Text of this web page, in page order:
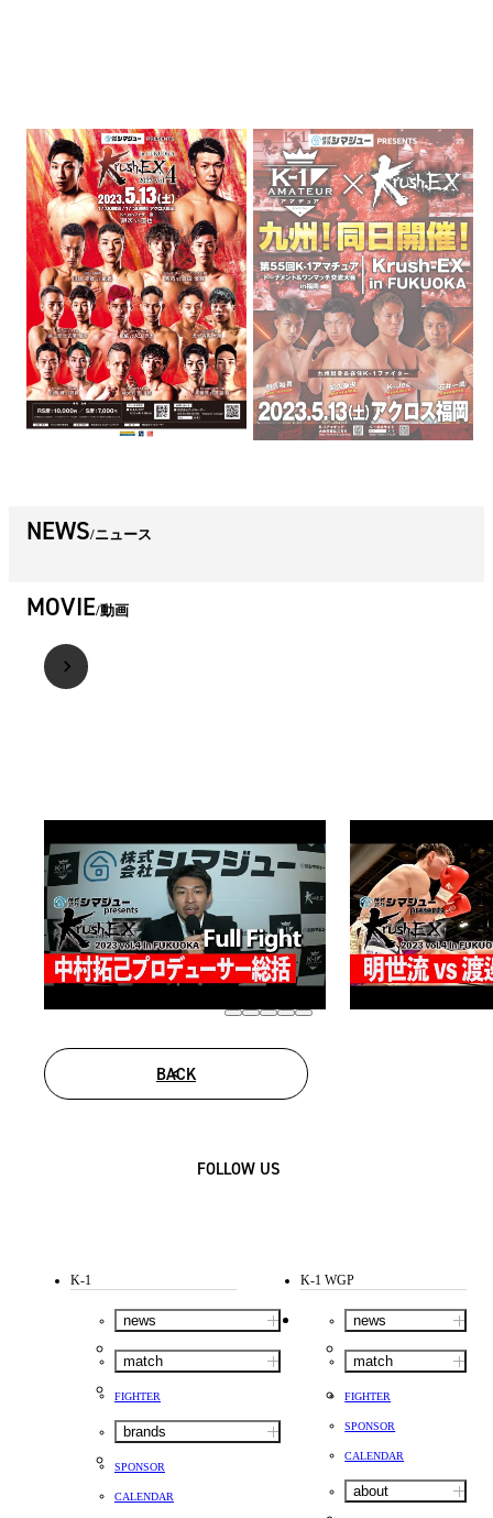
NEWS ニュース
MOVIE 動画
BACK
FOLLOW US
K-1
news
match
FIGHTER
brands
SPONSOR
CALENDAR
K-1 WGP
news
match
FIGHTER
SPONSOR
CALENDAR
about